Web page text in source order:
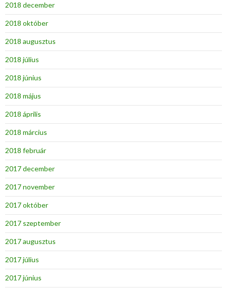
2018 december
2018 október
2018 augusztus
2018 július
2018 június
2018 május
2018 április
2018 március
2018 február
2017 december
2017 november
2017 október
2017 szeptember
2017 augusztus
2017 július
2017 június